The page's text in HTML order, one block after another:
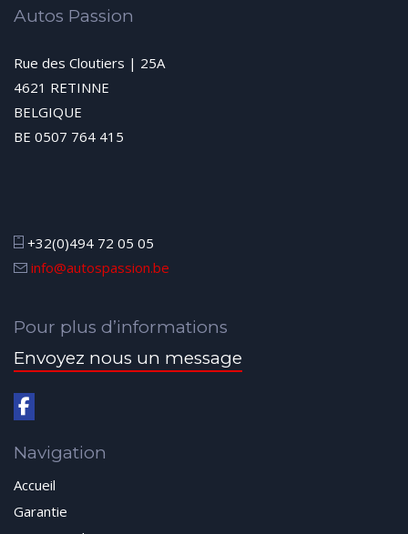
Autos Passion
Rue des Cloutiers | 25A
4621 RETINNE
BELGIQUE
BE 0507 764 415
+32(0)494 72 05 05
info@autospassion.be
Pour plus d’informations
Envoyez nous un message
Navigation
Accueil
Garantie